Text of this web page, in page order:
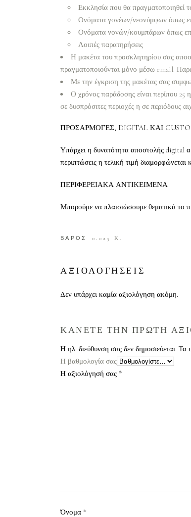
Εκκλησία που θα πραγματοποιηθεί
Ονόματα γονέων/νεονύμφων όπως
Ονόματα νονών/κουμπάρων όπως
Λοιπές παρατηρήσεις
Η μακέτα του προσκλητηρίου σας
πραγματοποιούνται μόνο μέσω email.
Με την έγκριση της μακέτας σας
Ο χρόνος παράδοσης είναι περίπου 25
σε δυσπρόσιτες περιοχές η σε περιόδους
ΠΡΟΣΑΡΜΟΓΕΣ, DIGITAL ΚΑΙ
Υπάρχει η δυνατότητα αποστολής digital
περιπτώσεις η τελική τιμή
ΠΕΡΙΦΕΡΕΙΑΚΑ ΑΝΤΙΚΕΙΜΕΝΑ
Μπορούμε να πλαισιώσουμε θεματικά το
ΒΑΡΟΣ 0.025 Κ.
ΑΞΙΟΛΟΓΗΣΕΙΣ
Δεν υπάρχει καμία αξιολόγηση ακόμη.
ΚΑΝΕΤΕ ΤΗΝ ΠΡΩΤΗ
Η ηλ. διεύθυνση σας δεν δημοσιεύεται. Τα
Η βαθμολογία σας
Η αξιολόγησή σας *
Όνομα *